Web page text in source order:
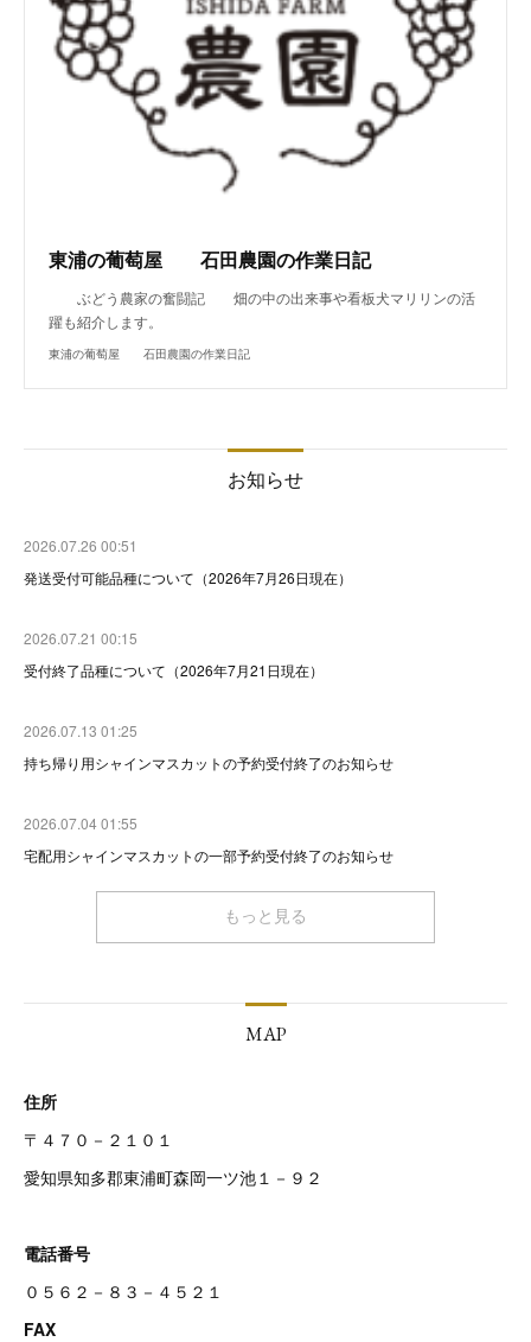
東浦の葡萄屋 石田農園の作業日記
ぶどう農家の奮闘記 畑の中の出来事や看板犬マリリンの活
躍も紹介します。
東浦の葡萄屋 石田農園の作業日記
お知らせ
2026.07.26 00:51
発送受付可能品種について（2026年7月26日現在）
2026.07.21 00:15
受付終了品種について（2026年7月21日現在）
2026.07.13 01:25
持ち帰り用シャインマスカットの予約受付終了のお知らせ
2026.07.04 01:55
宅配用シャインマスカットの一部予約受付終了のお知らせ
もっと見る
MAP
住所
〒４７０－２１０１
愛知県知多郡東浦町森岡一ツ池１－９２
電話番号
０５６２－８３－４５２１
FAX